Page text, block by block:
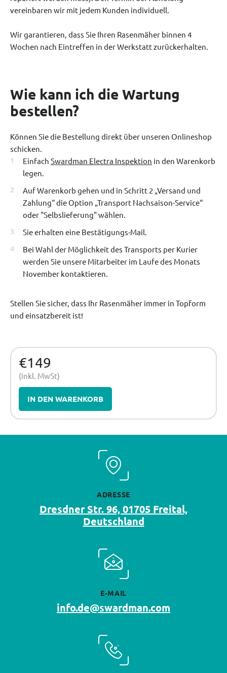
vereinbaren wir mit jedem Kunden individuell.
Wir garantieren, dass Sie Ihren Rasenmäher binnen 4
Wochen nach Eintreffen in der Werkstatt zurückerhalten.
Wie kann ich die Wartung
bestellen?
Können Sie die Bestellung direkt über unseren Onlineshop
schicken.
Einfach Swardman Electra Inspektion in den Warenkorb
legen.
Auf Warenkorb gehen und in Schritt 2 „Versand und
Zahlung“ die Option „Transport Nachsaison-Service“
oder "Selbslieferung" wählen.
Sie erhalten eine Bestätigungs-Mail.
Bei Wahl der Möglichkeit des Transports per Kurier
werden Sie unsere Mitarbeiter im Laufe des Monats
November kontaktieren.
Stellen Sie sicher, dass Ihr Rasenmäher immer in Topform
und einsatzbereit ist!
€149
(inkl. MwSt)
IN DEN WARENKORB
ADRESSE
Dresdner Str. 96, 01705 Freital,
Deutschland
E-MAIL
info.de@swardman.com